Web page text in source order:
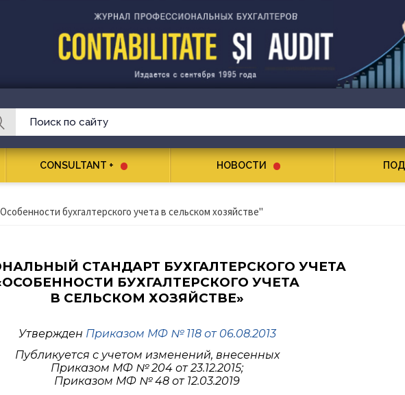
CONSULTANT + НОВОСТИ
бухгалтерского учета в сельском хозяйстве"
СТАНДАРТ БУХГАЛТЕРСКОГО УЧЕТА
БУХГАЛТЕРСКОГО УЧЕТА
В СЕЛЬСКОМ ХОЗЯЙСТВЕ»
Утвержден Приказом МФ № 118 от 06.08.2013
Публикуется с учетом изменений, внесенных
Приказом МФ № 204 от 23.12.2015;
Приказом МФ № 48 от 12.03.2019